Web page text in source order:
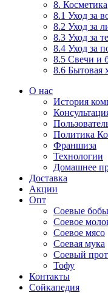
8. Косметика
8.1 Уход за
8.2 Уход за
8.3 Уход за
8.4 Уход за
8.5 Свечи и
8.6 Бытовая
О нас
История
Политика
Франшиза
Технологии
Домашнее
Доставка
Акции
Опт
Соевые бобы
Соевое
Соевое мясо
Соевая мука
Соевый
Тофу
Контакты
Сойкапедия